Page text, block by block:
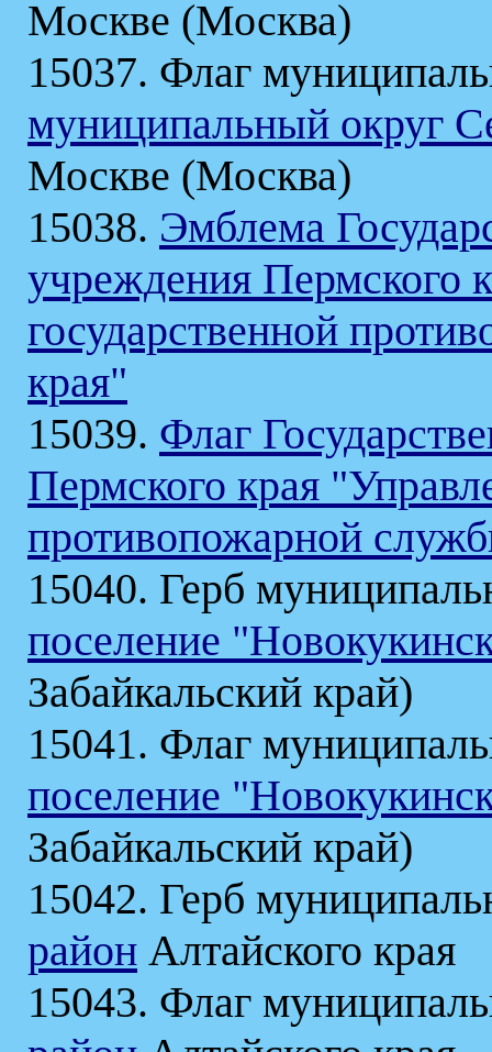
Москве (Москва)
15037. Флаг
муниципальный округ
Москве (Москва)
15038. Эмблема
учреждения Пермского
государственной
края"
15039. Флаг
Пермского края
противопожарной
15040. Герб
поселение
Забайкальский край)
15041. Флаг
поселение
Забайкальский край)
15042. Герб
район Алтайского края
15043. Флаг